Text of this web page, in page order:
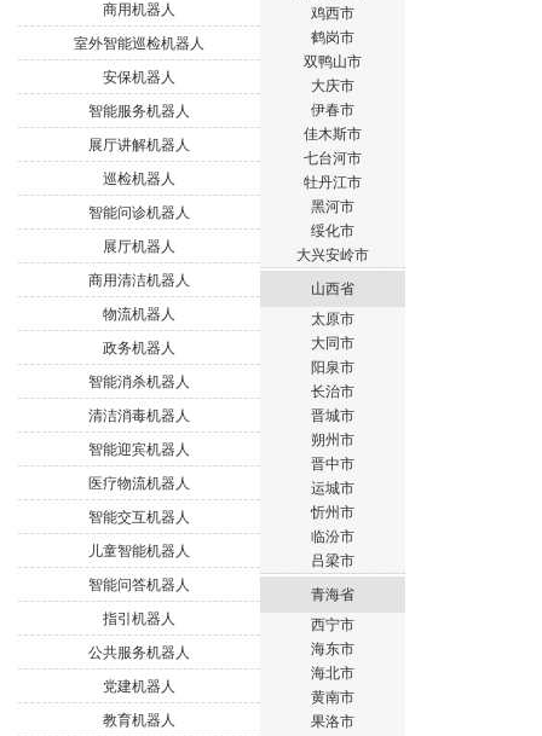
商用机器人
室外智能巡检机器人
安保机器人
智能服务机器人
展厅讲解机器人
巡检机器人
智能问诊机器人
展厅机器人
商用清洁机器人
物流机器人
政务机器人
智能消杀机器人
清洁消毒机器人
智能迎宾机器人
医疗物流机器人
智能交互机器人
儿童智能机器人
智能问答机器人
指引机器人
公共服务机器人
党建机器人
教育机器人
鸡西市
鹤岗市
双鸭山市
大庆市
伊春市
佳木斯市
七台河市
牡丹江市
黑河市
绥化市
大兴安岭市
山西省
太原市
大同市
阳泉市
长治市
晋城市
朔州市
晋中市
运城市
忻州市
临汾市
吕梁市
青海省
西宁市
海东市
海北市
黄南市
果洛市